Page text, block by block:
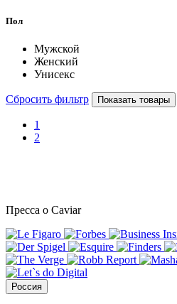
Пол
Мужской
Женский
Унисекс
Сбросить фильтр Показать товары
1
2
Пресса о Caviar
Россия